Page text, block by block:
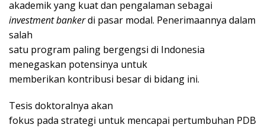
akademik yang kuat dan pengalaman sebagai
investment bankerdi pasar modal. Penerimaannya dalam
salah
satu program paling bergengsi di Indonesia
menegaskan potensinya untuk
memberikan kontribusi besar di bidang ini.
Tesis doktoralnya akan
fokus pada strategi untuk mencapai pertumbuhan PDB